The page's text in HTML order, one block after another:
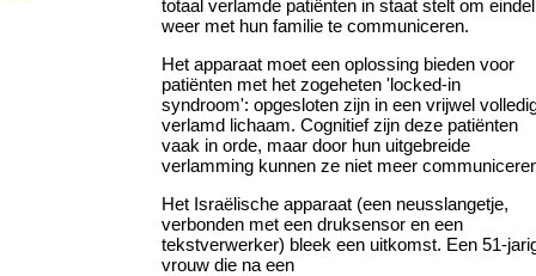
totaal verlamde patiënten in staat stelt om
weer met hun familie te communiceren.
Het apparaat moet een oplossing bieden voor
patiënten met het zogeheten 'locked-in
syndroom': opgesloten zijn in een vrijwel
verlamd lichaam. Cognitief zijn deze patiënten
vaak in orde, maar door hun uitgebreide
verlamming kunnen ze niet meer
Het Israëlische apparaat (een neusslangetje,
verbonden met een druksensor en een
tekstverwerker) bleek een uitkomst. Een 51-
vrouw die na een